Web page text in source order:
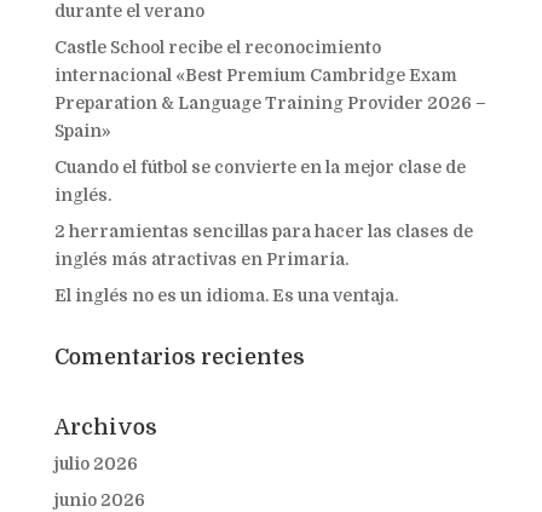
durante el verano
Castle School recibe el reconocimiento
internacional «Best Premium Cambridge Exam
Preparation & Language Training Provider 2026 –
Spain»
Cuando el fútbol se convierte en la mejor clase de
inglés.
2 herramientas sencillas para hacer las clases de
inglés más atractivas en Primaria.
El inglés no es un idioma. Es una ventaja.
Comentarios recientes
Archivos
julio 2026
junio 2026